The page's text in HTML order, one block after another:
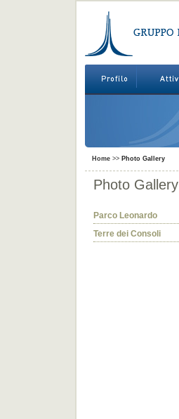
Home>> Photo Gallery
Photo Gallery
Parco Leonardo
Terre dei Consoli